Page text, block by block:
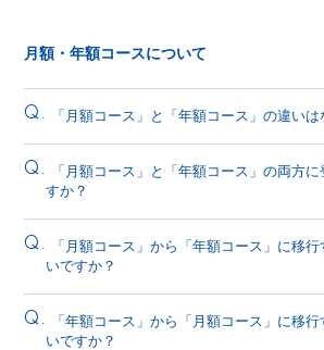
月額・年額コースについて
Q. 「月額コース」と「年額コース」の違いは
Q.
「月額コース」と「年額コース」の両方
すか？
Q.
「月額コース」から「年額コース」に移
いですか？
Q.
「年額コース」から「月額コース」に移
いですか？